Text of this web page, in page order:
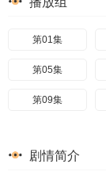
第01集
第05集
第09集
剧情简介